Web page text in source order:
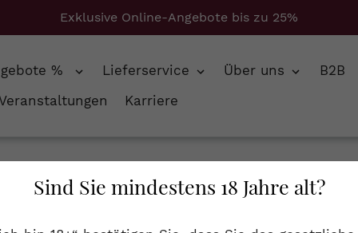
Sind Sie mindestens 18 Jahre alt?
Exklusive Online-Angebote bis zu 25%
% Lieferservice Über uns
B2B
Karriere
Domaine de Roux